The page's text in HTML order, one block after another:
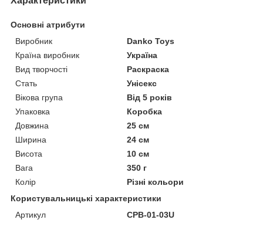
Основні атрибути
Виробник
Danko Toys
Країна виробник
Україна
Вид творчості
Раскраска
Стать
Унісекс
Вікова група
Від 5 років
Упаковка
Коробка
Довжина
25 см
Ширина
24 см
Висота
10 см
Вага
350 г
Колір
Різні кольори
Користувальницькі характеристики
Артикул
CPB-01-03U